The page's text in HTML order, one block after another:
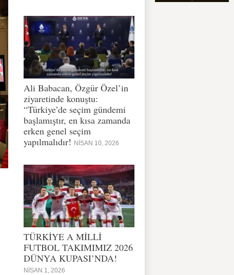
Ali Babacan, Özgür Özel’in
ziyaretinde konuştu:
“Türkiye’de seçim gündemi
başlamıştır, en kısa zamanda
erken genel seçim
yapılmalıdır! NISAN 10, 2026
TÜRKİYE A MİLLİ
FUTBOL TAKIMIMIZ 2026
DÜNYA KUPASI’NDA!
NISAN 1, 2026